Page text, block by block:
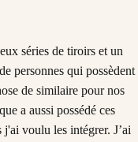
séries de tiroirs et un
personnes qui possèdent
de similaire pour nos
a aussi possédé ces
j'ai voulu les intégrer. J’ai